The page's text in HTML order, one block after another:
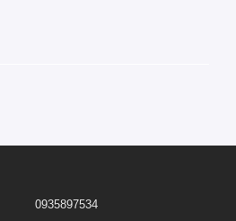
0935897534